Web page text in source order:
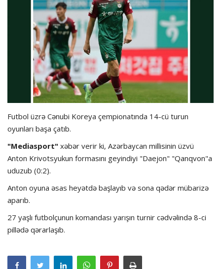
Formula 1
İdman növləri
Futbol üzrə Cənubi Koreya çempionatında 14-cü turun
oyunları başa çatıb.
"Mediasport" xəbər verir ki, Azərbaycan millisinin üzvü
Anton Krivotsyukun formasını geyindiyi "Daejon" "Qanqvon"a
uduzub (0:2).
Anton oyuna əsas heyətdə başlayıb və sona qədər mübarizə
aparıb.
27 yaşlı futbolçunun komandası yarışın turnir cədvəlində 8-ci
pillədə qərarlaşıb.